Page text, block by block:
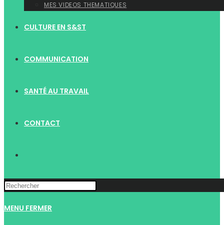
MES VIDEOS THEMATIQUES
CULTURE EN S&ST
COMMUNICATION
SANTÉ AU TRAVAIL
CONTACT
WEBSITE
MENU FERMER